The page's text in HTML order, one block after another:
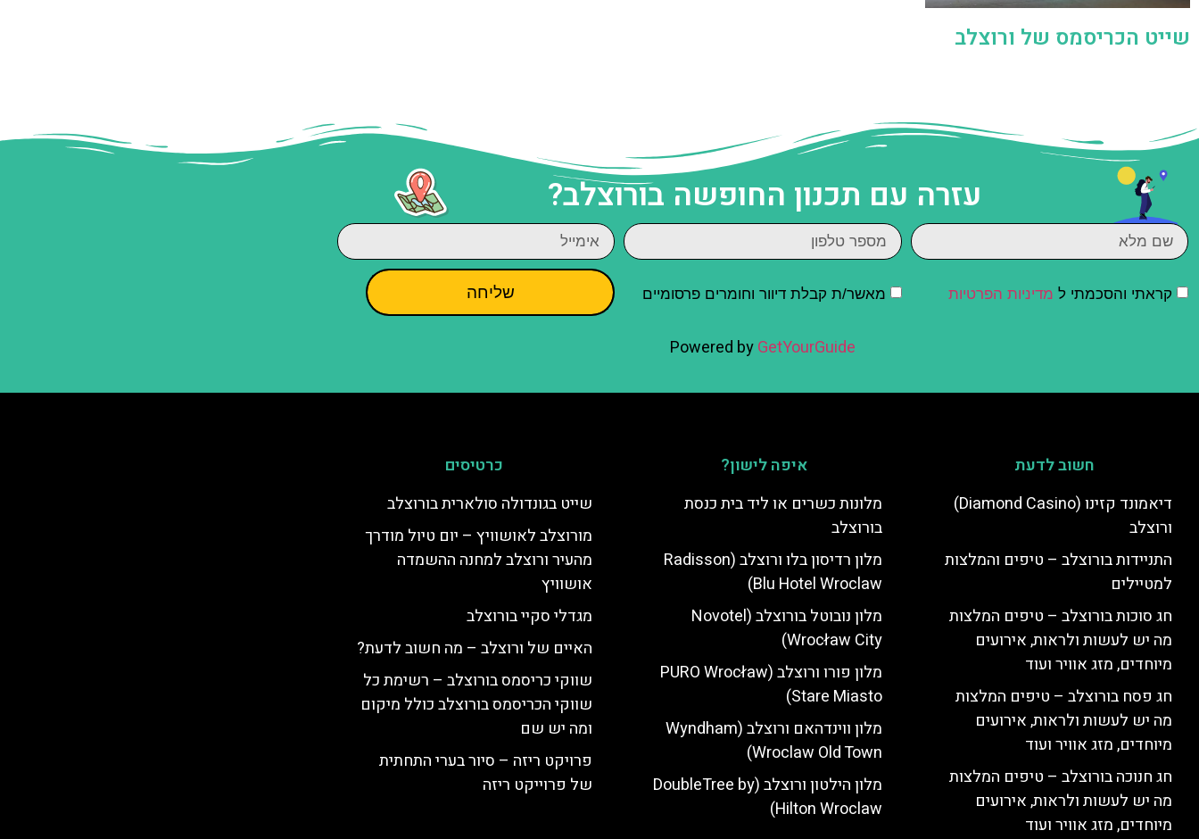
שייט הכריסמס של ורוצלב
עזרה עם תכנון החופשה בורוצלב?
קראתי והסכמתי ל מדיניות הפרטיות מאשר/ת קבלת דיוור וחומרים פרסומיים שליחה
Powered byGetYourGuide
חשוב לדעת
דיאמונד קזינו (Diamond Casino)
ורוצלב
התניידות בורוצלב – טיפים והמלצות
למטיילים
חג סוכות בורוצלב – טיפים המלצות
מה יש לעשות ולראות, אירועים
מיוחדים, מזג אוויר ועוד
חג פסח בורוצלב – טיפים המלצות
מה יש לעשות ולראות, אירועים
מיוחדים, מזג אוויר ועוד
חג חנוכה בורוצלב – טיפים המלצות
מה יש לעשות ולראות, אירועים
מיוחדים, מזג אוויר ועוד
איפה לישון?
מלונות כשרים או ליד בית כנסת
בורוצלב
מלון רדיסון בלו ורוצלב (Radisson
Blu Hotel Wroclaw)
מלון נובוטל בורוצלב (Novotel
Wrocław City)
מלון פורו ורוצלב (PURO Wrocław
Stare Miasto)
מלון ווינדהאם ורוצלב (Wyndham
Wroclaw Old Town)
מלון הילטון ורוצלב (DoubleTree by
Hilton Wroclaw)
כרטיסים
שייט בגונדולה סולארית בורוצלב
מורוצלב לאושוויץ – יום טיול מודרך
מהעיר ורוצלב למחנה ההשמדה
אושוויץ
מגדלי סקיי בורוצלב
האיים של ורוצלב – מה חשוב לדעת?
שווקי כריסמס בורוצלב – רשימת כל
שווקי הכריסמס בורוצלב כולל מיקום
ומה יש שם
פרויקט ריזה – סיור בערי התחתית
של פרוייקט ריזה